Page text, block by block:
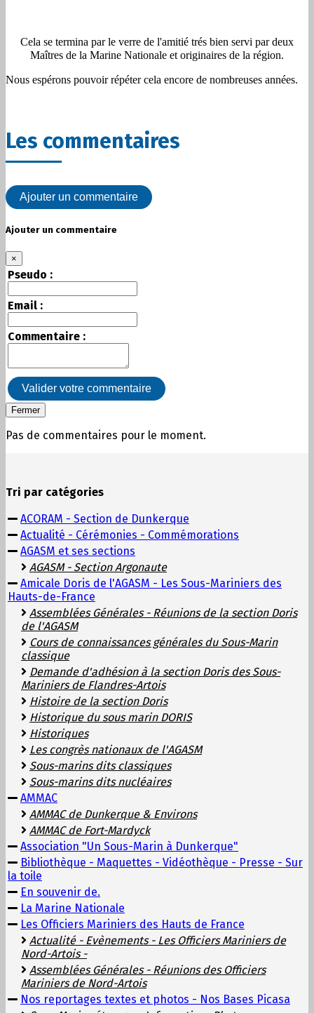
Cela se termina par le verre de l'amitié trés bien servi par deux
Maîtres de la Marine Nationale et originaires de la région.
Nous espérons pouvoir répéter cela encore de nombreuses années.
Les commentaires
Ajouter un commentaire
Ajouter un commentaire
×
Pseudo :
Email :
Commentaire :
Valider votre commentaire
Fermer
Pas de commentaires pour le moment.
Tri par catégories
ACORAM - Section de Dunkerque
Actualité - Cérémonies - Commémorations
AGASM et ses sections
AGASM - Section Argonaute
Amicale Doris de l'AGASM - Les Sous-Mariniers des
Hauts-de-France
Assemblées Générales - Réunions de la section Doris
de l'AGASM
Cours de connaissances générales du Sous-Marin
classique
Demande d'adhésion à la section Doris des Sous-
Mariniers de Flandres-Artois
Histoire de la section Doris
Historique du sous marin DORIS
Historiques
Les congrès nationaux de l'AGASM
Sous-marins dits classiques
Sous-marins dits nucléaires
AMMAC
AMMAC de Dunkerque & Environs
AMMAC de Fort-Mardyck
Association "Un Sous-Marin à Dunkerque"
Bibliothèque - Maquettes - Vidéothèque - Presse - Sur
la toile
En souvenir de.
La Marine Nationale
Les Officiers Mariniers des Hauts de France
Actualité - Evènements - Les Officiers Mariniers de
Nord-Artois -
Assemblées Générales - Réunions des Officiers
Mariniers de Nord-Artois
Nos reportages textes et photos - Nos Bases Picasa